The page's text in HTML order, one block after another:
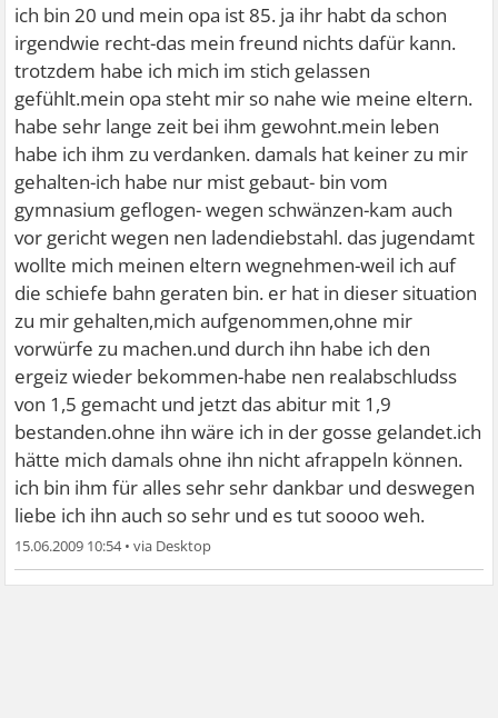
ich bin 20 und mein opa ist 85. ja ihr habt da schon
irgendwie recht-das mein freund nichts dafür kann.
trotzdem habe ich mich im stich gelassen
gefühlt.mein opa steht mir so nahe wie meine eltern.
habe sehr lange zeit bei ihm gewohnt.mein leben
habe ich ihm zu verdanken. damals hat keiner zu mir
gehalten-ich habe nur mist gebaut- bin vom
gymnasium geflogen- wegen schwänzen-kam auch
vor gericht wegen nen ladendiebstahl. das jugendamt
wollte mich meinen eltern wegnehmen-weil ich auf
die schiefe bahn geraten bin. er hat in dieser situation
zu mir gehalten,mich aufgenommen,ohne mir
vorwürfe zu machen.und durch ihn habe ich den
ergeiz wieder bekommen-habe nen realabschludss
von 1,5 gemacht und jetzt das abitur mit 1,9
bestanden.ohne ihn wäre ich in der gosse gelandet.ich
hätte mich damals ohne ihn nicht afrappeln können.
ich bin ihm für alles sehr sehr dankbar und deswegen
liebe ich ihn auch so sehr und es tut soooo weh.
15.06.2009 10:54•